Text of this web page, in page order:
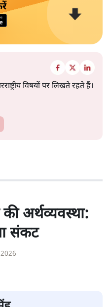
विषयों पर लिखते रहते हैं।
अर्थव्यवस्था:
संकट